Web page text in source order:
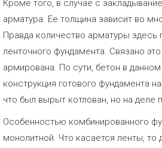
Кроме того, в случае с
арматура. Ее толщина зависит во
Правда количество арматуры здесь
ленточного фундамента. Связано
армирована. По сути, бетон в
конструкция готового фундамента
что был вырыт котлован, но на деле
Особенностью комбинированного
монолитной. Что касается ленты,